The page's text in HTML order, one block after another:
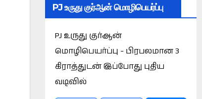
PJ உருது குர்ஆன் மொழிபெயர்ப்பு
PJ உருது குர்ஆன்
மொழிபெயர்ப்பு - பிரபலமான 3
கிராத்துடன் இப்போது புதிய
வடிவில்